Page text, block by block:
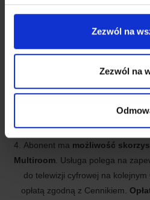
Zezwól na
Zezwól na
c) Usługi telefonii
wysokość Opłaty aktywacyjnej
uwzględnieniu upustu
* Abonent zawierający ponownie
4. Abonent ma możliwość
Multiroom. Usługa polega na
do telewizji cyfrowej na
opłatą zgodną z Cennikiem.